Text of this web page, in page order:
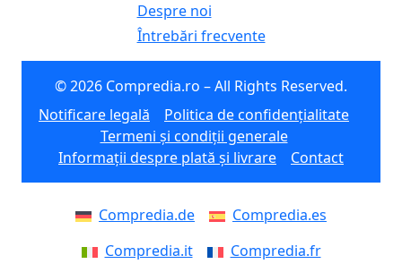
Despre noi
Întrebări frecvente
© 2026 Compredia.ro – All Rights Reserved.
Notificare legală
Politica de confidențialitate
Termeni și condiții generale
Informații despre plată și livrare
Contact
Compredia.de
Compredia.es
Compredia.it
Compredia.fr